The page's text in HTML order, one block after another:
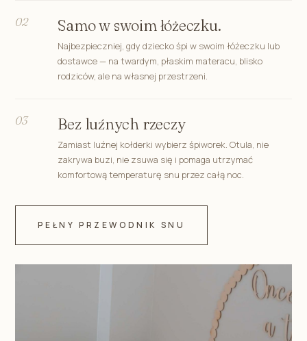
02 Samo w swoim łóżeczku.
Najbezpieczniej, gdy dziecko śpi w swoim łóżeczku lub
dostawce — na twardym, płaskim materacu, blisko
rodziców, ale na własnej przestrzeni.
03 Bez luźnych rzeczy
Zamiast luźnej kołderki wybierz śpiworek. Otula, nie
zakrywa buzi, nie zsuwa się i pomaga utrzymać
komfortową temperaturę snu przez całą noc.
PEŁNY PRZEWODNIK SNU